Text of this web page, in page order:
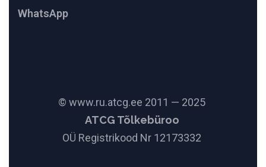
WhatsApp
© www.ru.atcg.ee 2011 — 2025
ATCG Tõlkebüroo
OÜ Registrikood Nr 12173332